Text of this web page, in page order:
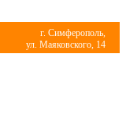
г. Симферополь,
ул. Маяковского, 14